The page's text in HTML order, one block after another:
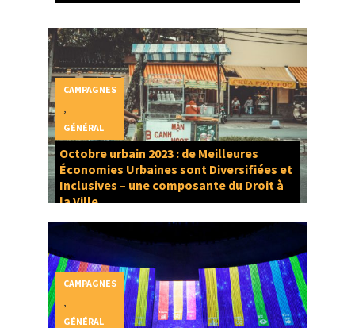
Octobre urbain 2023 : de Meilleures
Économies Urbaines sont Diversifiées et
Inclusives – une composante du Droit à
la Ville
CAMPAGNES
GÉNÉRAL
CAMPAGNES
GÉNÉRAL